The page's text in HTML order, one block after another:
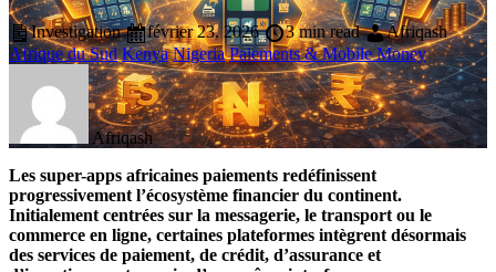
Investigation février 23, 2026 3 min read
Afriqash
Afrique du Sud Kenya Nigeria Paiements & Mobile Money
Afriqash
Les super-apps africaines paiements redéfinissent
progressivement l’écosystème financier du continent.
Initialement centrées sur la messagerie, le transport ou le
commerce en ligne, certaines plateformes intègrent désormais
des services de paiement, de crédit, d’assurance et